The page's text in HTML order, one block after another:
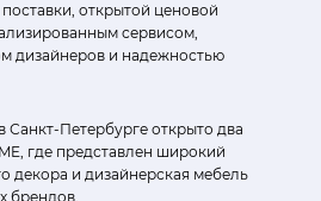
открытой ценовой
сервисом,
дизайнеров и надежностью
Петербурге открыто два
где представлен широкий
декора и дизайнерская мебель
брендов.